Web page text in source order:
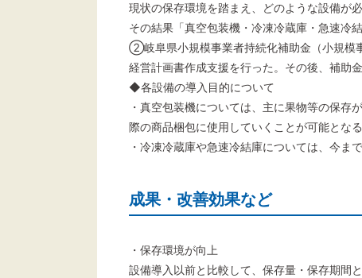
現状の保存環境を踏まえ、どのような設備が
その結果「真空包装機・冷凍冷蔵庫・急速冷
②岐阜県小規模事業者持続化補助金（小規模
経営計画書作成支援を行った。その後、補助
◆各設備の導入目的について
・真空包装機については、主に果物等の保存
際の商品梱包に使用していくことが可能となる
・冷凍冷蔵庫や急速冷結庫については、今ま
成果・改善効果など
・保存環境が向上
設備導入以前と比較して、保存量・保存期間